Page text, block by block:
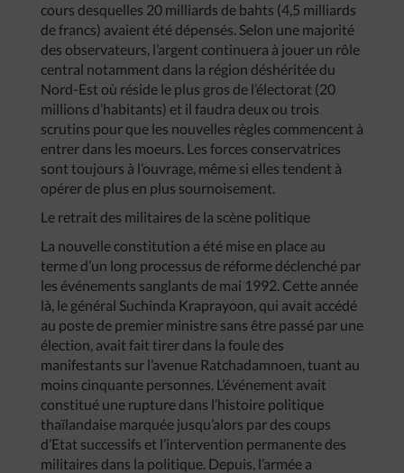
cours desquelles 20 milliards de bahts (4,5 milliards
de francs) avaient été dépensés. Selon une majorité
des observateurs, l’argent continuera à jouer un rôle
central notamment dans la région déshéritée du
Nord-Est où réside le plus gros de l’électorat (20
millions d’habitants) et il faudra deux ou trois
scrutins pour que les nouvelles règles commencent à
entrer dans les moeurs. Les forces conservatrices
sont toujours à l’ouvrage, même si elles tendent à
opérer de plus en plus sournoisement.
Le retrait des militaires de la scène politique
La nouvelle constitution a été mise en place au
terme d’un long processus de réforme déclenché par
les événements sanglants de mai 1992. Cette année
là, le général Suchinda Kraprayoon, qui avait accédé
au poste de premier ministre sans être passé par une
élection, avait fait tirer dans la foule des
manifestants sur l’avenue Ratchadamnoen, tuant au
moins cinquante personnes. L’événement avait
constitué une rupture dans l’histoire politique
thaïlandaise marquée jusqu’alors par des coups
d’Etat successifs et l’intervention permanente des
militaires dans la politique. Depuis, l’armée a